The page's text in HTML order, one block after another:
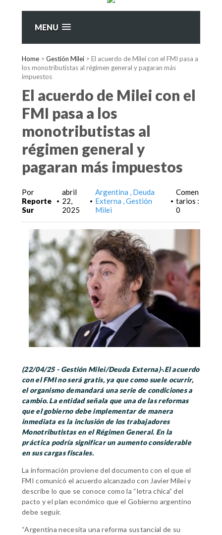
MENU
Home > Gestión Milei > El acuerdo de Milei con el FMI pasa a
los monotributistas al régimen general y pagaran más
impuestos
El acuerdo de Milei con el
FMI pasa a los
monotributistas al
régimen general y
pagaran más impuestos
Por
Reporte
Sur
•
abril
22,
2025
•
Argentina
Deuda
Externa Gestión
Milei
•
Comen
tarios :
0
(22/04/25 - Gestión Milei/Deuda Externa)-.El acuerdo
con el FMI no será gratis, ya que como suele ocurrir,
el organismo demandará una serie de condiciones a
cambio. La entidad señala que una de las reformas
que el gobierno debe implementar de manera
inmediata es la inclusión de los trabajadores
Monotributistas en el Régimen General. En la
práctica podría significar un aumento considerable
en sus cargas fiscales.
La información proviene del documento con el que el
FMI comunicó el acuerdo alcanzado con Javier Milei y
describe lo que se conoce como la “letra chica” del
pacto y el plan económico que el Gobierno argentino
debe seguir.
“Argentina necesita una reforma sustancial de su